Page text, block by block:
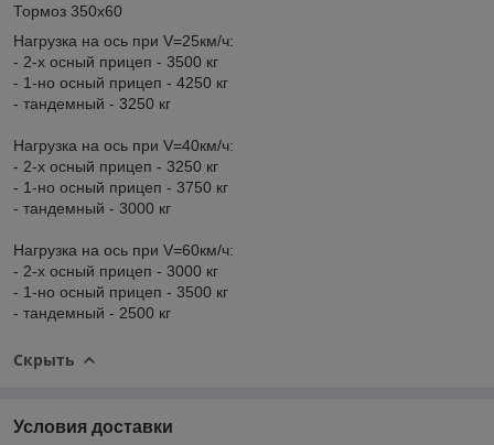
Тормоз 350x60
Нагрузка на ось при V=25км/ч:
- 2-х осный прицеп - 3500 кг
- 1-но осный прицеп - 4250 кг
- тандемный - 3250 кг
Нагрузка на ось при V=40км/ч:
- 2-х осный прицеп - 3250 кг
- 1-но осный прицеп - 3750 кг
- тандемный - 3000 кг
Нагрузка на ось при V=60км/ч:
- 2-х осный прицеп - 3000 кг
- 1-но осный прицеп - 3500 кг
- тандемный - 2500 кг
Скрыть
Условия доставки